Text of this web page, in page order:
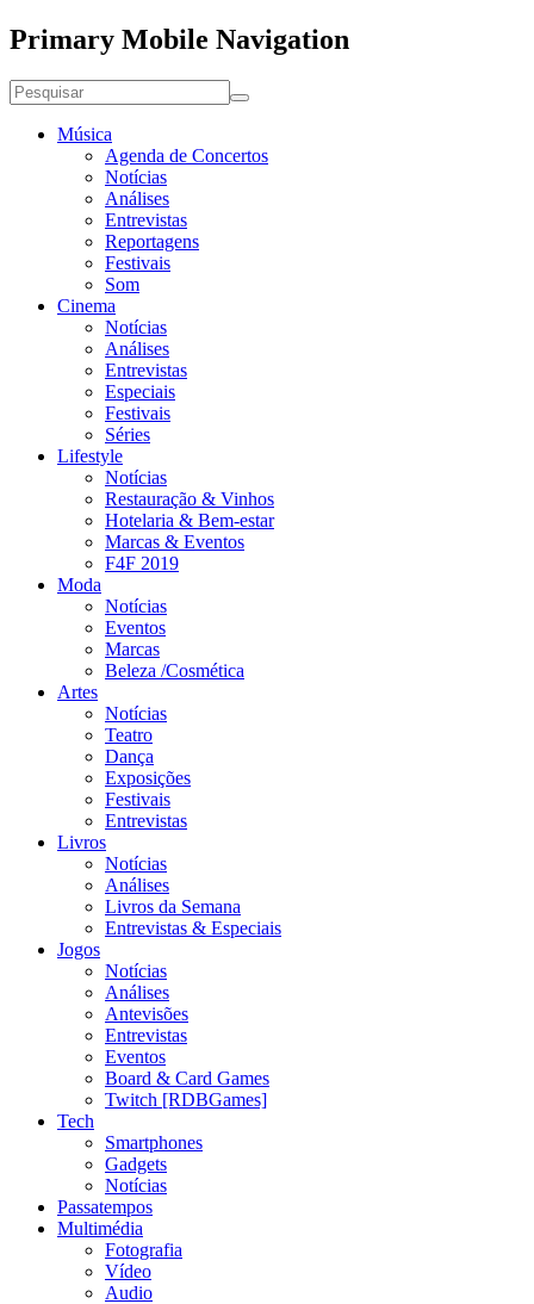
Primary Mobile Navigation
Música
Agenda de Concertos
Notícias
Análises
Entrevistas
Reportagens
Festivais
Som
Cinema
Notícias
Análises
Entrevistas
Especiais
Festivais
Séries
Lifestyle
Notícias
Restauração & Vinhos
Hotelaria & Bem-estar
Marcas & Eventos
F4F 2019
Moda
Notícias
Eventos
Marcas
Beleza /Cosmética
Artes
Notícias
Teatro
Dança
Exposições
Festivais
Entrevistas
Livros
Notícias
Análises
Livros da Semana
Entrevistas & Especiais
Jogos
Notícias
Análises
Antevisões
Entrevistas
Eventos
Board & Card Games
Twitch [RDBGames]
Tech
Smartphones
Gadgets
Notícias
Passatempos
Multimédia
Fotografia
Vídeo
Audio